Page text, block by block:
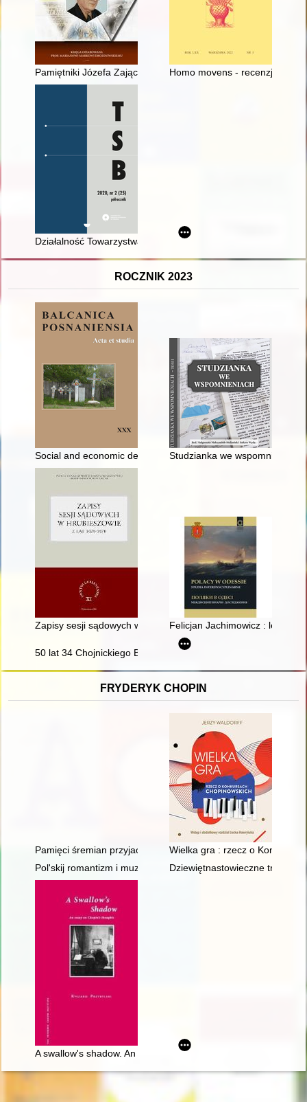
Pamiętniki Józefa Zajączka o Powstaniu Kościuszkowskim
Homo movens - recenzja]
Działalność Towarzystwa Wydawniczego "Kompas" w Łodzi
ROCZNIK 2023
Social and economic determinants of the Wallachian
Studzianka we wspomnieniach.
Zapisy sesji sądowych w Hrubieszowie z lat 1429-1470
Felicjan Jachimowicz : lekarz,
50 lat 34 Chojnickiego Batalionu Radiotechnicznego 1973-
FRYDERYK CHOPIN
Pamięci śremian przyjaciół Fryderyka Chopina oraz
Wielka gra : rzecz o
Pol'skij romantizm i muzykal'naja kul'tura L'vova vtoroj
Dziewiętnastowieczne
A swallow's shadow. An essay on Chopin's thoughts